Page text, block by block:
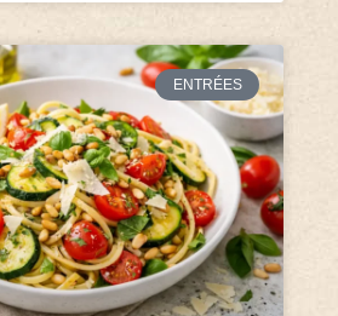
ENTRÉES